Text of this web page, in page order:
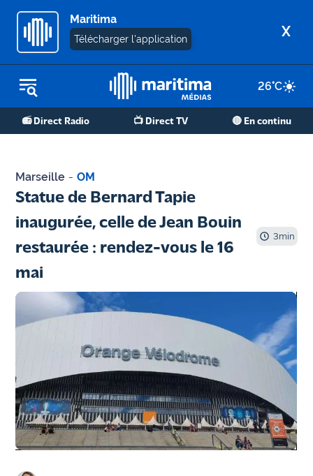
Maritima
Télécharger l'application X
26°C
📻 Direct Radio 📺 Direct TV 🔴 En continu
REPLAY RADIO
REPLAY TV
Martigues
de Berre
Marseille
- Aix
divers
Sports
Société
Marseille - OM
Statue de Bernard Tapie
inaugurée, celle de Jean Bouin
restaurée : rendez-vous le 16
mai
3min